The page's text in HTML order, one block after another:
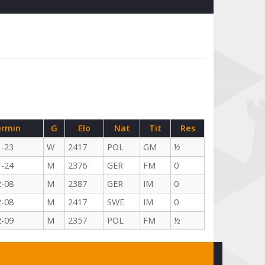
G Elo Nat Tit
Res
23
W 2417 POL GM
½
24
M 2376 GER FM
0
08
M 2387 GER IM
0
08
M 2417 SWE IM
0
09
M 2357 POL FM ½